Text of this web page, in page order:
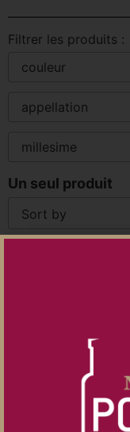
Filtrer les produits :
couleur
appellation
millesime
Un seul produit
Sort by